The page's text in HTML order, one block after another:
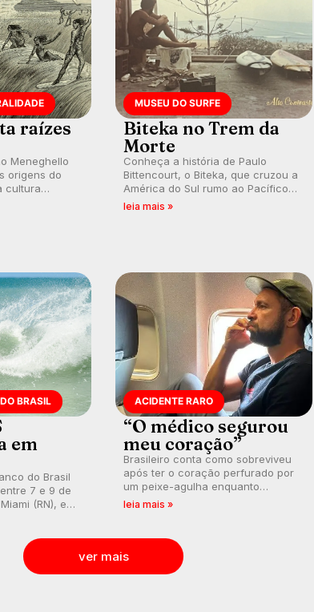
raízes
Meneghello
origens do
cultura
a visão
MUSEU DO SURFE
Biteka no Trem da
Morte
Conheça a história de Paulo
Bittencourt, o Biteka, que cruzou a
América do Sul rumo ao Pacífico
em uma jornada que se tornou um
leia mais »
BRASIL
em
do Brasil
7 e 9 de
(RN), em
Qualifying
Series.
ACIDENTE RARO
“O médico segurou
meu coração”
Brasileiro conta como sobreviveu
após ter o coração perfurado por
um peixe-agulha enquanto
surfava na Costa Rica.
leia mais »
ver mais